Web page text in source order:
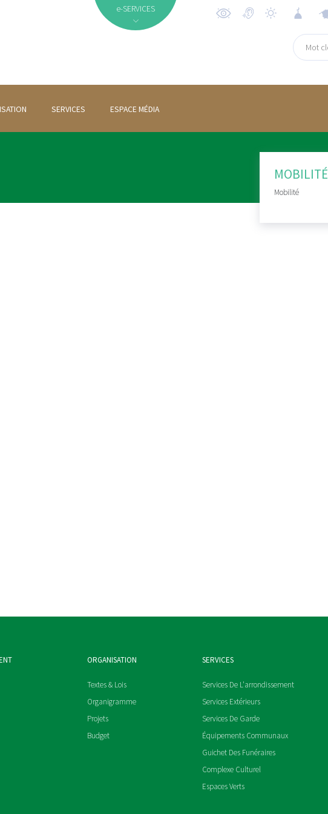
e-SERVICES
SERVICES ESPACE MÉDIA
MOBILITÉ
Mobilité
ORGANISATION
Textes & Lois
Organigramme
Projets
Budget
SERVICES
Services De L'arrondissement
Services Extérieurs
Services De Garde
Équipements Communaux
Guichet Des Funéraires
Complexe Culturel
Espaces Verts